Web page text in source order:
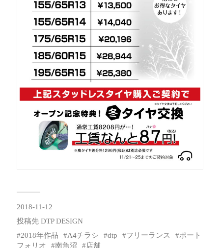
2018-11-12
投稿先 DTP DESIGN
2018年作品
A4チラシ dtp フリーランス
ポート
フォリオ
南魚沼 店舗